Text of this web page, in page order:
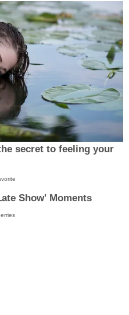
secret to feeling your
Show' Moments